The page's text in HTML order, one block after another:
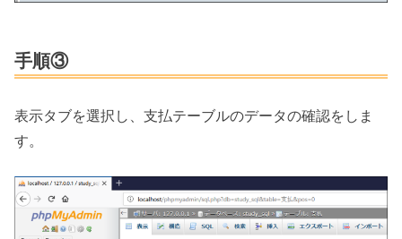
手順③
表示タブを選択し、支払テーブルのデータの確認をしま
す。